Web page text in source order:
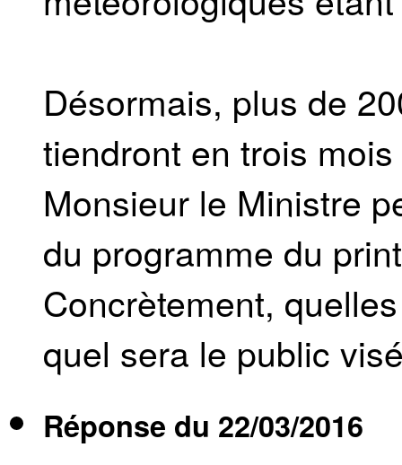
Désormais, plus de
tiendront en trois
Monsieur le Ministre
du programme du
Concrètement,
quel sera le public
Réponse du 22/03/2016